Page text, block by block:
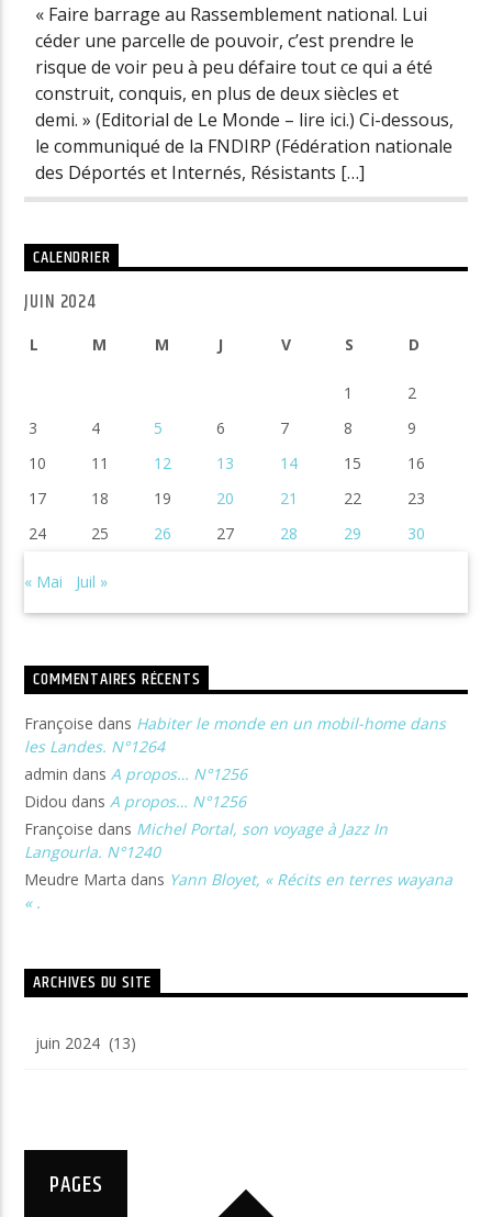
« Faire barrage au Rassemblement national. Lui
céder une parcelle de pouvoir, c’est prendre le
risque de voir peu à peu défaire tout ce qui a été
construit, conquis, en plus de deux siècles et
demi. » (Editorial de Le Monde – lire ici.) Ci-dessous,
le communiqué de la FNDIRP (Fédération nationale
des Déportés et Internés, Résistants […]
CALENDRIER
JUIN 2024
L M M J V S D
1
2
3
4 5 6 7 8
9
10
11 12 13 14 15
16
17
18 19 20 21 22
23
24
25 26 27 28 29 30
« Mai Juil »
COMMENTAIRES RÉCENTS
Françoise dans Habiter le monde en un mobil-home dans
les Landes. N°1264
admin dansA propos… N°1256
Didou dansA propos… N°1256
Françoise dans Michel Portal, son voyage à Jazz In
Langourla. N°1240
Meudre Marta dans Yann Bloyet, « Récits en terres wayana
« .
ARCHIVES DU SITE
du
PAGES